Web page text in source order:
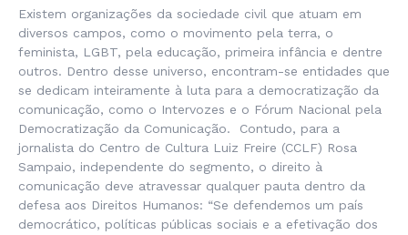
Existem organizações da sociedade civil que atuam em
diversos campos, como o movimento pela terra, o
feminista, LGBT, pela educação, primeira infância e dentre
outros. Dentro desse universo, encontram-se entidades que
se dedicam inteiramente à luta para a democratização da
comunicação, como o Intervozes e o Fórum Nacional pela
Democratização da Comunicação. Contudo, para a
jornalista do Centro de Cultura Luiz Freire (CCLF) Rosa
Sampaio, independente do segmento, o direito à
comunicação deve atravessar qualquer pauta dentro da
defesa aos Direitos Humanos: “Se defendemos um país
democrático, políticas públicas sociais e a efetivação dos